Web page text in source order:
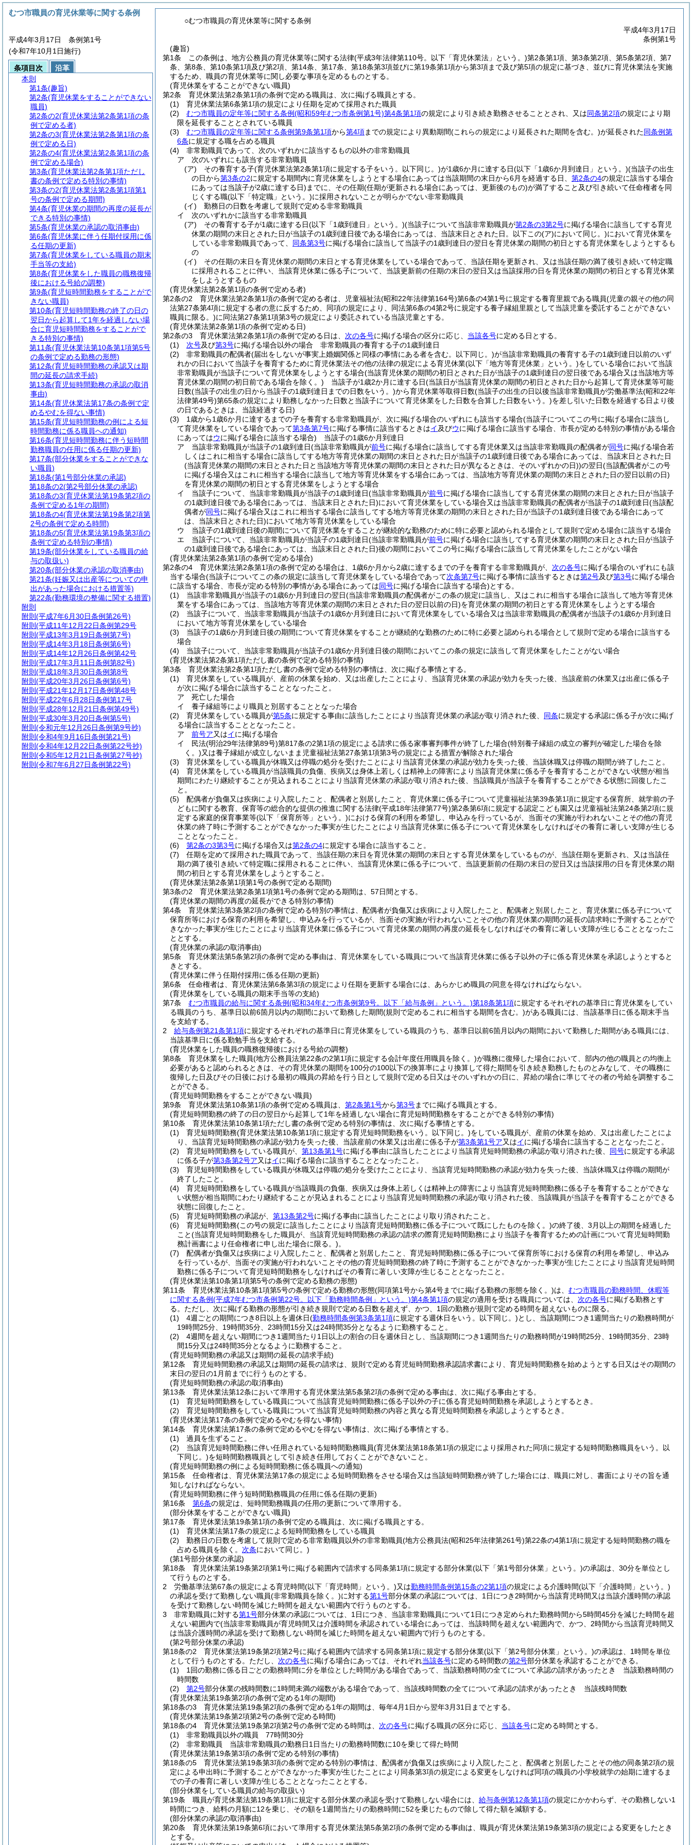
○むつ市職員の育児休業等に関する条例
平成4年3月17日
条例第1号
(趣旨)
第1条
この条例は、地方公務員の育児休業等に関する法律(平成3年法律第110号。以下「育児休業法」という。)第2条第1項、第3条第2項、第5条第2項、第7
条、第8条、第10条第1項及び第2項、第14条、第17条、第18条第3項並びに第19条第1項から第3項まで及び第5項の規定に基づき、並びに育児休業法を実施
するため、職員の育児休業等に関し必要な事項を定めるものとする。
(育児休業をすることができない職員)
第2条
育児休業法第2条第1項の条例で定める職員は、次に掲げる職員とする。
(1)
育児休業法第6条第1項の規定により任期を定めて採用された職員
(2)
むつ市職員の定年等に関する条例(昭和59年むつ市条例第1号)第4条第1項の規定により引き続き勤務させることとされ、又は同条第2項の規定により期
限を延長することとされている職員
(3)
むつ市職員の定年等に関する条例第9条第1項から第4項までの規定により異動期間(これらの規定により延長された期間を含む。)が延長された同条例第
6条に規定する職を占める職員
(4)
非常勤職員であって、次のいずれかに該当するもの以外の非常勤職員
ア
次のいずれにも該当する非常勤職員
(ア)
その養育する子(育児休業法第2条第1項に規定する子をいう。以下同じ。)が1歳6か月に達する日(以下「1歳6か月到達日」という。)(当該子の出生
の日から第3条の2に規定する期間内に育児休業をしようとする場合にあっては当該期間の末日から6月を経過する日、第2条の4の規定に該当する場合
にあっては当該子が2歳に達する日) までに、その任期(任期が更新される場合にあっては、更新後のもの)が満了すること及び引き続いて任命権者を同
じくする職(以下「特定職」という。)に採用されないことが明らかでない非常勤職員
(イ)
勤務日の日数を考慮して規則で定める非常勤職員
イ
次のいずれかに該当する非常勤職員
(ア)
その養育する子が1歳に達する日(以下「1歳到達日」という。)(当該子について当該非常勤職員が第2条の3第2号に掲げる場合に該当してする育児
休業の期間の末日とされた日が当該子の1歳到達日後である場合にあっては、当該末日とされた日。以下この(ア)において同じ。)において育児休業を
している非常勤職員であって、 同条第3号に掲げる場合に該当して当該子の1歳到達日の翌日を育児休業の期間の初日とする育児休業をしようとするも
の
(イ)
その任期の末日を育児休業の期間の末日とする育児休業をしている場合であって、当該任期を更新され、又は当該任期の満了後引き続いて特定職
に採用されることに伴い、当該育児休業に係る子について、当該更新前の任期の末日の翌日又は当該採用の日を育児休業の期間の初日とする育児休業
をしようとするもの
(育児休業法第2条第1項の条例で定める者)
第2条の2
育児休業法第2条第1項の条例で定める者は、児童福祉法(昭和22年法律第164号)第6条の4第1号に規定する養育里親である職員(児童の親その他の同
法第27条第4項に規定する者の意に反するため、同項の規定により、同法第6条の4第2号に規定する養子縁組里親として当該児童を委託することができない
職員に限る。)に同法第27条第1項第3号の規定により委託されている当該児童とする。
(育児休業法第2条第1項の条例で定める日)
第2条の3
育児休業法第2条第1項の条例で定める日は、 次の各号に掲げる場合の区分に応じ、 当該各号に定める日とする。
(1)
次号及び第3号に掲げる場合以外の場合 非常勤職員の養育する子の1歳到達日
(2)
非常勤職員の配偶者(届出をしないが事実上婚姻関係と同様の事情にある者を含む。以下同じ。)が当該非常勤職員の養育する子の1歳到達日以前のいず
れかの日において当該子を養育するために育児休業法その他の法律の規定による育児休業(以下「地方等育児休業」という。)をしている場合において当該
非常勤職員が当該子について育児休業をしようとする場合(当該育児休業の期間の初日とされた日が当該子の1歳到達日の翌日後である場合又は当該地方等
育児休業の期間の初日前である場合を除く。) 当該子が1歳2か月に達する日(当該日が当該育児休業の期間の初日とされた日から起算して育児休業等可能
日数(当該子の出生の日から当該子の1歳到達日までの日数をいう。)から育児休業等取得日数(当該子の出生の日以後当該非常勤職員が労働基準法(昭和22年
法律第49号)第65条の規定により勤務しなかった日数と当該子について育児休業をした日数を合算した日数をいう。)を差し引いた日数を経過する日より後
の日であるときは、当該経過する日)
(3)
1歳から1歳6か月に達するまでの子を養育する非常勤職員が、次に掲げる場合のいずれにも該当する場合(当該子についてこの号に掲げる場合に該当し
て育児休業をしている場合であって第3条第7号に掲げる事情に該当するときはイ及びウに掲げる場合に該当する場合、市長が定める特別の事情がある場合
にあってはウに掲げる場合に該当する場合) 当該子の1歳6か月到達日
ア
当該非常勤職員が当該子の1歳到達日(当該非常勤職員が前号に掲げる場合に該当してする育児休業又は当該非常勤職員の配偶者が同号に掲げる場合若
しくはこれに相当する場合に該当してする地方等育児休業の期間の末日とされた日が当該子の1歳到達日後である場合にあっては、当該末日とされた日
(当該育児休業の期間の末日とされた日と当該地方等育児休業の期間の末日とされた日が異なるときは、そのいずれかの日))の翌日(当該配偶者がこの号
に掲げる場合又はこれに相当する場合に該当して地方等育児休業をする場合にあっては、当該地方等育児休業の期間の末日とされた日の翌日以前の日)
を育児休業の期間の初日とする育児休業をしようとする場合
イ
当該子について、当該非常勤職員が当該子の1歳到達日(当該非常勤職員が前号に掲げる場合に該当してする育児休業の期間の末日とされた日が当該子
の1歳到達日後である場合にあっては、当該末日とされた日)において育児休業をしている場合又は当該非常勤職員の配偶者が当該子の1歳到達日(当該配
偶者が同号に掲げる場合又はこれに相当する場合に該当してする地方等育児休業の期間の末日とされた日が当該子の1歳到達日後である場合にあって
は、当該末日とされた日)において地方等育児休業をしている場合
ウ
当該子の1歳到達日後の期間について育児休業をすることが継続的な勤務のために特に必要と認められる場合として規則で定める場合に該当する場合
エ
当該子について、当該非常勤職員が当該子の1歳到達日(当該非常勤職員が前号に掲げる場合に該当してする育児休業の期間の末日とされた日が当該子
の1歳到達日後である場合にあっては、当該末日とされた日)後の期間においてこの号に掲げる場合に該当して育児休業をしたことがない場合
(育児休業法第2条第1項の条例で定める場合)
第2条の4
育児休業法第2条第1項の条例で定める場合は、1歳6か月から2歳に達するまでの子を養育する非常勤職員が、 次の各号に掲げる場合のいずれにも該
当する場合(当該子についてこの条の規定に該当して育児休業をしている場合であって次条第7号に掲げる事情に該当するときは第2号及び第3号に掲げる場合
に該当する場合、市長が定める特別の事情がある場合にあっては同号に掲げる場合に該当する場合)とする。
(1)
当該非常勤職員が当該子の1歳6か月到達日の翌日(当該非常勤職員の配偶者がこの条の規定に該当し、又はこれに相当する場合に該当して地方等育児休
業をする場合にあっては、当該地方等育児休業の期間の末日とされた日の翌日以前の日)を育児休業の期間の初日とする育児休業をしようとする場合
(2)
当該子について、当該非常勤職員が当該子の1歳6か月到達日において育児休業をしている場合又は当該非常勤職員の配偶者が当該子の1歳6か月到達日
において地方等育児休業をしている場合
(3)
当該子の1歳6か月到達日後の期間について育児休業をすることが継続的な勤務のために特に必要と認められる場合として規則で定める場合に該当する
場合
(4)
当該子について、当該非常勤職員が当該子の1歳6か月到達日後の期間においてこの条の規定に該当して育児休業をしたことがない場合
(育児休業法第2条第1項ただし書の条例で定める特別の事情)
第3条
育児休業法第2条第1項ただし書の条例で定める特別の事情は、次に掲げる事情とする。
(1)
育児休業をしている職員が、産前の休業を始め、又は出産したことにより、当該育児休業の承認が効力を失った後、当該産前の休業又は出産に係る子
が次に掲げる場合に該当することとなったこと。
ア
死亡した場合
イ
養子縁組等により職員と別居することとなった場合
(2)
育児休業をしている職員が第5条に規定する事由に該当したことにより当該育児休業の承認が取り消された後、 同条に規定する承認に係る子が次に掲げ
る場合に該当することとなったこと。
ア
前号ア又はイに掲げる場合
イ
民法(明治29年法律第89号)第817条の2第1項の規定による請求に係る家事審判事件が終了した場合(特別養子縁組の成立の審判が確定した場合を除
く。)又は養子縁組が成立しないまま児童福祉法第27条第1項第3号の規定による措置が解除された場合
(3)
育児休業をしている職員が休職又は停職の処分を受けたことにより当該育児休業の承認が効力を失った後、当該休職又は停職の期間が終了したこと。
(4)
育児休業をしている職員が当該職員の負傷、疾病又は身体上若しくは精神上の障害により当該育児休業に係る子を養育することができない状態が相当
期間にわたり継続することが見込まれることにより当該育児休業の承認が取り消された後、当該職員が当該子を養育することができる状態に回復したこ
と。
(5)
配偶者が負傷又は疾病により入院したこと、配偶者と別居したこと、育児休業に係る子について児童福祉法第39条第1項に規定する保育所、就学前の子
どもに関する教育、保育等の総合的な提供の推進に関する法律(平成18年法律第77号)第2条第6項に規定する認定こども園又は児童福祉法第24条第2項に規
定する家庭的保育事業等(以下「保育所等」という。)における保育の利用を希望し、申込みを行っているが、当面その実施が行われないことその他の育児
休業の終了時に予測することができなかった事実が生じたことにより当該育児休業に係る子について育児休業をしなければその養育に著しい支障が生じる
こととなったこと。
(6)
第2条の3第3号に掲げる場合又は第2条の4に規定する場合に該当すること。
(7)
任期を定めて採用された職員であって、当該任期の末日を育児休業の期間の末日とする育児休業をしているものが、当該任期を更新され、又は当該任
期の満了後引き続いて特定職に採用されることに伴い、当該育児休業に係る子について、当該更新前の任期の末日の翌日又は当該採用の日を育児休業の期
間の初日とする育児休業をしようとすること。
(育児休業法第2条第1項第1号の条例で定める期間)
第3条の2
育児休業法第2条第1項第1号の条例で定める期間は、57日間とする。
(育児休業の期間の再度の延長ができる特別の事情)
第4条
育児休業法第3条第2項の条例で定める特別の事情は、配偶者が負傷又は疾病により入院したこと、配偶者と別居したこと、育児休業に係る子について
保育所等における保育の利用を希望し、申込みを行っているが、当面その実施が行われないことその他の育児休業の期間の延長の請求時に予測することがで
きなかった事実が生じたことにより当該育児休業に係る子について育児休業の期間の再度の延長をしなければその養育に著しい支障が生じることとなったこ
ととする。
(育児休業の承認の取消事由)
第5条
育児休業法第5条第2項の条例で定める事由は、育児休業をしている職員について当該育児休業に係る子以外の子に係る育児休業を承認しようとすると
きとする。
(育児休業に伴う任期付採用に係る任期の更新)
第6条
任命権者は、育児休業法第6条第3項の規定により任期を更新する場合には、あらかじめ職員の同意を得なければならない。
(育児休業をしている職員の期末手当等の支給)
第7条
むつ市職員の給与に関する条例(昭和34年むつ市条例第9号。以下「給与条例」という。)第18条第1項に規定するそれぞれの基準日に育児休業をしてい
る職員のうち、基準日以前6箇月以内の期間において勤務した期間(規則で定めるこれに相当する期間を含む。)がある職員には、当該基準日に係る期末手当
を支給する。
2
給与条例第21条第1項に規定するそれぞれの基準日に育児休業をしている職員のうち、基準日以前6箇月以内の期間において勤務した期間がある職員には、
当該基準日に係る勤勉手当を支給する。
(育児休業をした職員の職務復帰後における号給の調整)
第8条
育児休業をした職員(地方公務員法第22条の2第1項に規定する会計年度任用職員を除く。)が職務に復帰した場合において、部内の他の職員との均衡上
必要があると認められるときは、その育児休業の期間を100分の100以下の換算率により換算して得た期間を引き続き勤務したものとみなして、その職務に
復帰した日及びその日後における最初の職員の昇給を行う日として規則で定める日又はそのいずれかの日に、昇給の場合に準じてその者の号給を調整するこ
とができる。
(育児短時間勤務をすることができない職員)
第9条
育児休業法第10条第1項の条例で定める職員は、 第2条第1号から第3号までに掲げる職員とする。
(育児短時間勤務の終了の日の翌日から起算して1年を経過しない場合に育児短時間勤務をすることができる特別の事情)
第10条
育児休業法第10条第1項ただし書の条例で定める特別の事情は、次に掲げる事情とする。
(1)
育児短時間勤務(育児休業法第10条第1項に規定する育児短時間勤務をいう。以下同じ。)をしている職員が、産前の休業を始め、又は出産したことによ
り、当該育児短時間勤務の承認が効力を失った後、当該産前の休業又は出産に係る子が第3条第1号ア又はイに掲げる場合に該当することとなったこと。
(2)
育児短時間勤務をしている職員が、 第13条第1号に掲げる事由に該当したことにより当該育児短時間勤務の承認が取り消された後、 同号に規定する承認
に係る子が第3条第2号ア又はイに掲げる場合に該当することとなったこと。
(3)
育児短時間勤務をしている職員が休職又は停職の処分を受けたことにより、当該育児短時間勤務の承認が効力を失った後、当該休職又は停職の期間が
終了したこと。
(4)
育児短時間勤務をしている職員が当該職員の負傷、疾病又は身体上若しくは精神上の障害により当該育児短時間勤務に係る子を養育することができな
い状態が相当期間にわたり継続することが見込まれることにより当該育児短時間勤務の承認が取り消された後、当該職員が当該子を養育することができる
状態に回復したこと。
(5)
育児短時間勤務の承認が、 第13条第2号に掲げる事由に該当したことにより取り消されたこと。
(6)
育児短時間勤務(この号の規定に該当したことにより当該育児短時間勤務に係る子について既にしたものを除く。)の終了後、3月以上の期間を経過した
こと(当該育児短時間勤務をした職員が、当該育児短時間勤務の承認の請求の際育児短時間勤務により当該子を養育するための計画について育児短時間勤
務計画書により任命権者に申し出た場合に限る。)。
(7)
配偶者が負傷又は疾病により入院したこと、配偶者と別居したこと、育児短時間勤務に係る子について保育所等における保育の利用を希望し、申込み
を行っているが、当面その実施が行われないことその他の育児短時間勤務の終了時に予測することができなかった事実が生じたことにより当該育児短時間
勤務に係る子について育児短時間勤務をしなければその養育に著しい支障が生じることとなったこと。
(育児休業法第10条第1項第5号の条例で定める勤務の形態)
第11条
育児休業法第10条第1項第5号の条例で定める勤務の形態(同項第1号から第4号までに掲げる勤務の形態を除く。)は、 むつ市職員の勤務時間、休暇等
に関する条例(平成7年むつ市条例第22号。以下「勤務時間条例」という。)第4条第1項の規定の適用を受ける職員については、 次の各号に掲げる勤務とす
る。 ただし、次に掲げる勤務の形態が引き続き規則で定める日数を超えず、かつ、1回の勤務が規則で定める時間を超えないものに限る。
(1)
4週ごとの期間につき8日以上を週休日(勤務時間条例第3条第1項に規定する週休日をいう。以下同じ。)とし、当該期間につき1週間当たりの勤務時間が
19時間25分、19時間35分、23時間15分又は24時間35分となるように勤務すること。
(2)
4週間を超えない期間につき1週間当たり1日以上の割合の日を週休日とし、当該期間につき1週間当たりの勤務時間が19時間25分、19時間35分、23時
間15分又は24時間35分となるように勤務すること。
(育児短時間勤務の承認又は期間の延長の請求手続)
第12条
育児短時間勤務の承認又は期間の延長の請求は、規則で定める育児短時間勤務承認請求書により、育児短時間勤務を始めようとする日又はその期間の
末日の翌日の1月前までに行うものとする。
(育児短時間勤務の承認の取消事由)
第13条
育児休業法第12条において準用する育児休業法第5条第2項の条例で定める事由は、次に掲げる事由とする。
(1)
育児短時間勤務をしている職員について当該育児短時間勤務に係る子以外の子に係る育児短時間勤務を承認しようとするとき。
(2)
育児短時間勤務をしている職員について当該育児短時間勤務の内容と異なる育児短時間勤務を承認しようとするとき。
(育児休業法第17条の条例で定めるやむを得ない事情)
第14条
育児休業法第17条の条例で定めるやむを得ない事情は、次に掲げる事情とする。
(1)
過員を生ずること。
(2)
当該育児短時間勤務に伴い任用されている短時間勤務職員(育児休業法第18条第1項の規定により採用された同項に規定する短時間勤務職員をいう。以
下同じ。)を短時間勤務職員として引き続き任用しておくことができないこと。
(育児短時間勤務の例による短時間勤務に係る職員への通知)
第15条
任命権者は、育児休業法第17条の規定による短時間勤務をさせる場合又は当該短時間勤務が終了した場合には、職員に対し、書面によりその旨を通
知しなければならない。
(育児短時間勤務に伴う短時間勤務職員の任用に係る任期の更新)
第16条
第6条の規定は、短時間勤務職員の任用の更新について準用する。
(部分休業をすることができない職員)
第17条
育児休業法第19条第1項の条例で定める職員は、次に掲げる職員とする。
(1)
育児休業法第17条の規定による短時間勤務をしている職員
(2)
勤務日の日数を考慮して規則で定める非常勤職員以外の非常勤職員(地方公務員法(昭和25年法律第261号)第22条の4第1項に規定する短時間勤務の職を
占める職員を除く。 次条において同じ。)
(第1号部分休業の承認)
第18条
育児休業法第19条第2項第1号に掲げる範囲内で請求する同条第1項に規定する部分休業(以下「第1号部分休業」という。)の承認は、30分を単位とし
て行うものとする。
2
労働基準法第67条の規定による育児時間(以下「育児時間」という。)又は勤務時間条例第15条の2第1項の規定による介護時間(以下「介護時間」という。)
の承認を受けて勤務しない職員(非常勤職員を除く。)に対する第1号部分休業の承認については、1日につき2時間から当該育児時間又は当該介護時間の承認
を受けて勤務しない時間を減じた時間を超えない範囲内で行うものとする。
3
非常勤職員に対する第1号部分休業の承認については、1日につき、当該非常勤職員について1日につき定められた勤務時間から5時間45分を減じた時間を超
えない範囲内で(当該非常勤職員が育児時間又は介護時間を承認されている場合にあっては、当該時間を超えない範囲内で、かつ、2時間から当該育児時間又
は当該介護時間の承認を受けて勤務しない時間を減じた時間を超えない範囲内で)行うものとする。
(第2号部分休業の承認)
第18条の2
育児休業法第19条第2項第2号に掲げる範囲内で請求する同条第1項に規定する部分休業(以下「第2号部分休業」という。)の承認は、1時間を単位
として行うものとする。 ただし、 次の各号に掲げる場合にあっては、それぞれ当該各号に定める時間数の第2号部分休業を承認することができる。
(1)
1回の勤務に係る日ごとの勤務時間に分を単位とした時間がある場合であって、当該勤務時間の全てについて承認の請求があったとき 当該勤務時間の
時間数
(2)
第2号部分休業の残時間数に1時間未満の端数がある場合であって、当該残時間数の全てについて承認の請求があったとき 当該残時間数
(育児休業法第19条第2項の条例で定める1年の期間)
第18条の3
育児休業法第19条第2項の条例で定める1年の期間は、毎年4月1日から翌年3月31日までとする。
(育児休業法第19条第2項第2号の条例で定める時間)
第18条の4
育児休業法第19条第2項第2号の条例で定める時間は、 次の各号に掲げる職員の区分に応じ、 当該各号に定める時間とする。
(1)
非常勤職員以外の職員 77時間30分
(2)
非常勤職員 当該非常勤職員の勤務日1日当たりの勤務時間数に10を乗じて得た時間
(育児休業法第19条第3項の条例で定める特別の事情)
第18条の5
育児休業法第19条第3項の条例で定める特別の事情は、配偶者が負傷又は疾病により入院したこと、配偶者と別居したことその他の同条第2項の規
定による申出時に予測することができなかった事実が生じたことにより同条第3項の規定による変更をしなければ同項の職員の小学校就学の始期に達するま
での子の養育に著しい支障が生じることとなったこととする。
(部分休業をしている職員の給与の取扱い)
第19条
職員が育児休業法第19条第1項に規定する部分休業の承認を受けて勤務しない場合には、 給与条例第12条第1項の規定にかかわらず、その勤務しない1
時間につき、給料の月額に12を乗じ、その額を1週間当たりの勤務時間に52を乗じたもので除して得た額を減額する。
(部分休業の承認の取消事由)
第20条
育児休業法第19条第6項において準用する育児休業法第5条第2項の条例で定める事由は、職員が育児休業法第19条第3項の規定による変更をしたとき
とする。
むつ市職員の育児休業等に関する条例
平成4年3月17日 条例第1号
(令和7年10月1日施行)
条項目次
沿革
本則
第1条(趣旨)
第2条(育児休業をすることができない
職員)
第2条の2(育児休業法第2条第1項の条
例で定める者)
第2条の3(育児休業法第2条第1項の条
例で定める日)
第2条の4(育児休業法第2条第1項の条
例で定める場合)
第3条(育児休業法第2条第1項ただし
書の条例で定める特別の事情)
第3条の2(育児休業法第2条第1項第1
号の条例で定める期間)
第4条(育児休業の期間の再度の延長が
できる特別の事情)
第5条(育児休業の承認の取消事由)
第6条(育児休業に伴う任期付採用に係
る任期の更新)
第7条(育児休業をしている職員の期末
手当等の支給)
第8条(育児休業をした職員の職務復帰
後における号給の調整)
第9条(育児短時間勤務をすることがで
きない職員)
第10条(育児短時間勤務の終了の日の
翌日から起算して1年を経過しない場
合に育児短時間勤務をすることがで
きる特別の事情)
第11条(育児休業法第10条第1項第5号
の条例で定める勤務の形態)
第12条(育児短時間勤務の承認又は期
間の延長の請求手続)
第13条(育児短時間勤務の承認の取消
事由)
第14条(育児休業法第17条の条例で定
めるやむを得ない事情)
第15条(育児短時間勤務の例による短
時間勤務に係る職員への通知)
第16条(育児短時間勤務に伴う短時間
勤務職員の任用に係る任期の更新)
第17条(部分休業をすることができな
い職員)
第18条(第1号部分休業の承認)
第18条の2(第2号部分休業の承認)
第18条の3(育児休業法第19条第2項の
条例で定める1年の期間)
第18条の4(育児休業法第19条第2項第
2号の条例で定める時間)
第18条の5(育児休業法第19条第3項の
条例で定める特別の事情)
第19条(部分休業をしている職員の給
与の取扱い)
第20条(部分休業の承認の取消事由)
第21条(妊娠又は出産等についての申
出があった場合における措置等)
第22条(勤務環境の整備に関する措置)
附則
附則 (平成7年6月30日条例第26号)
附則 (平成11年12月22日条例第29号
附則 (平成13年3月19日条例第7号)
附則 (平成14年3月18日条例第6号)
附則 (平成14年12月26日条例第42号
附則 (平成17年3月11日条例第82号)
附則 (平成18年3月30日条例第8号
附則 (平成20年3月26日条例第6号)
附則 (平成21年12月17日条例第48号
附則 (平成22年6月28日条例第17号
附則 (平成28年12月21日条例第49号)
附則 (平成30年3月20日条例第5号)
附則 (令和元年12月26日条例第9号抄)
附則 (令和4年9月16日条例第21号)
附則 (令和4年12月22日条例第22号抄)
附則 (令和5年12月21日条例第27号抄)
附則 (令和7年6月27日条例第22号)